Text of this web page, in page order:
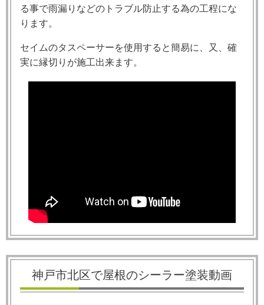
る事で雨漏りなどのトラブル防止する為の工程にな
ります。
セイムのタスペーサーを使用すると簡易に、又、確
実に縁切りが施工出来ます。
神戸市北区で屋根のシーラー塗装動画